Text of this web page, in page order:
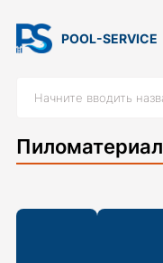
POOL-SERVICE
Пиломатериал